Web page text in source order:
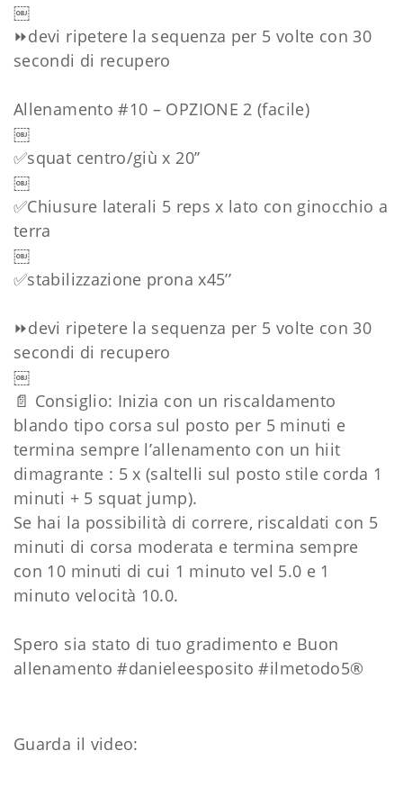
￼
⏩devi ripetere la sequenza per 5 volte con 30
secondi di recupero
Allenamento #10 – OPZIONE 2 (facile)
￼
✅squat centro/giù x 20’’
￼
✅Chiusure laterali 5 reps x lato con ginocchio a
terra
￼
✅stabilizzazione prona x45’’
⏩devi ripetere la sequenza per 5 volte con 30
secondi di recupero
￼
📄 Consiglio: Inizia con un riscaldamento
blando tipo corsa sul posto per 5 minuti e
termina sempre l’allenamento con un hiit
dimagrante : 5 x (saltelli sul posto stile corda 1
minuti + 5 squat jump).
Se hai la possibilità di correre, riscaldati con 5
minuti di corsa moderata e termina sempre
con 10 minuti di cui 1 minuto vel 5.0 e 1
minuto velocità 10.0.
Spero sia stato di tuo gradimento e Buon
allenamento#danieleesposito #ilmetodo5®
Guarda il video: